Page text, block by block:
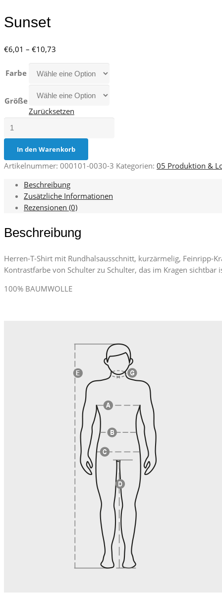
Sunset
€6,01 – €10,73
bis
€10,73
Farbe
Größe
Zurücksetzen
Sunset
In den Warenkorb
Artikelnummer: 000101-0030-3 Kategorien: 05 Produktion &
Beschreibung
Zusätzliche Informationen
Rezensionen (0)
Beschreibung
Herren-T-Shirt mit Rundhalsausschnitt, kurzärmelig, Feinripp-
Kontrastfarbe von Schulter zu Schulter, das im Kragen
100% BAUMWOLLE